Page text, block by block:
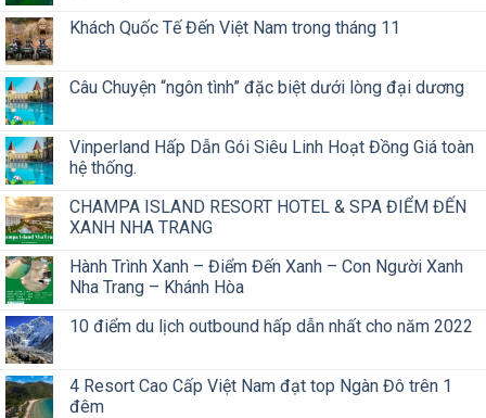
Khách Quốc Tế Đến Việt Nam trong tháng 11
Câu Chuyện “ngôn tình” đặc biệt dưới lòng đại dương
Vinperland Hấp Dẫn Gói Siêu Linh Hoạt Đồng Giá toàn
hệ thống.
CHAMPA ISLAND RESORT HOTEL & SPA ĐIỂM ĐẾN
XANH NHA TRANG
Hành Trình Xanh – Điểm Đến Xanh – Con Người Xanh
Nha Trang – Khánh Hòa
10 điểm du lịch outbound hấp dẫn nhất cho năm 2022
4 Resort Cao Cấp Việt Nam đạt top Ngàn Đô trên 1
đêm